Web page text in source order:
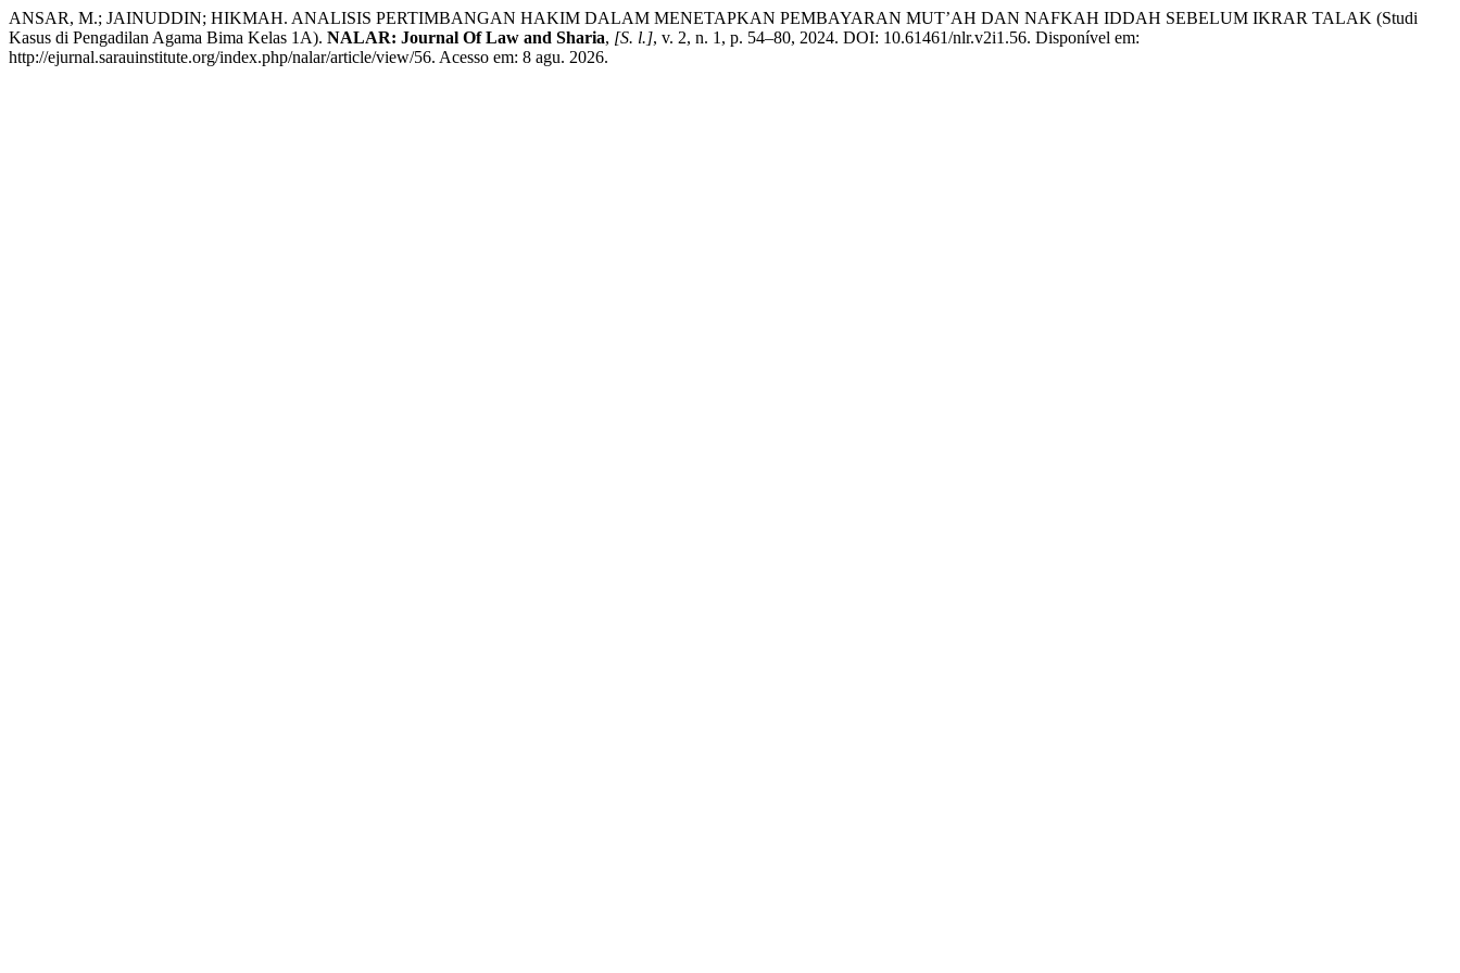
ANSAR, M.; JAINUDDIN; HIKMAH. ANALISIS PERTIMBANGAN HAKIM DALAM MENETAPKAN PEMBAYARAN MUT’AH DAN NAFKAH IDDAH SEBELUM IKRAR TALAK (Studi
Kasus di Pengadilan Agama Bima Kelas 1A). NALAR: Journal Of Law and Sharia, [S. l.], v. 2, n. 1, p. 54–80, 2024. DOI: 10.61461/nlr.v2i1.56. Disponível em:
http://ejurnal.sarauinstitute.org/index.php/nalar/article/view/56. Acesso em: 8 agu. 2026.